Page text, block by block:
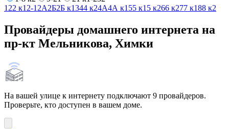
1 22 к1 2-1 2А2Б2Б к1344 к24А4А к1 55 к1 5 к266 к277 к188 к2
Провайдеры домашнего интернета на
пр-кт Мельникова, Химки
На вашей улице к интернету подключают 9 провайдеров.
Проверьте, кто доступен в вашем доме.